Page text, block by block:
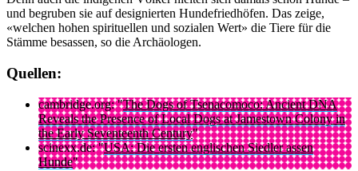
und begruben sie auf designierten Hundefriedhöfen. Das zeige,
«welchen hohen spirituellen und sozialen Wert» die Tiere für die
Stämme besassen, so die Archäologen.
Quellen:
cambridge.org: "The Dogs of Tsenacomoco: Ancient DNA
Reveals the Presence of Local Dogs at Jamestown Colony in
the Early Seventeenth Century"
scinexx.de: "USA: Die ersten englischen Siedler assen
Hunde"